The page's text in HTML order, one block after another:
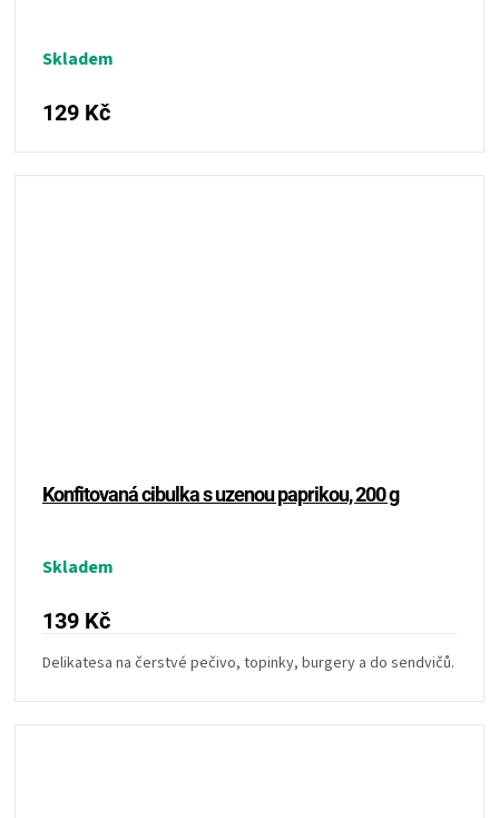
Skladem
129 Kč
Konfitovaná cibulka s uzenou paprikou, 200 g
Skladem
139 Kč
Delikatesa na čerstvé pečivo, topinky, burgery a do sendvičů.